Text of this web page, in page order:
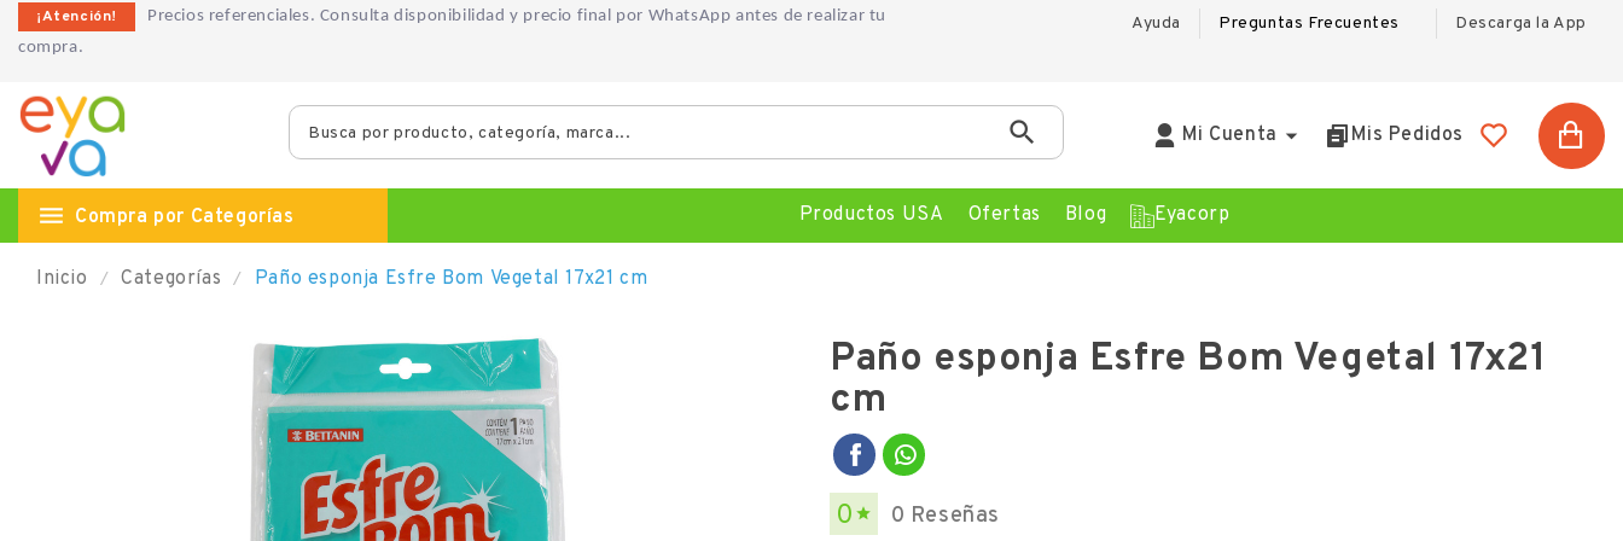
¡Atención! Precios referenciales. Consulta disponibilidad y precio final por WhatsApp antes de realizar tu
compra.
Ayuda Preguntas Frecuentes Descarga la App
 Mi Cuenta  Mis Pedidos
 Compra por Categorías Productos USA Ofertas Blog Eyacorp
Inicio Categorías Paño esponja Esfre Bom Vegetal 17x21 cm
Paño esponja Esfre Bom Vegetal 17x21
cm
0  0 Reseñas